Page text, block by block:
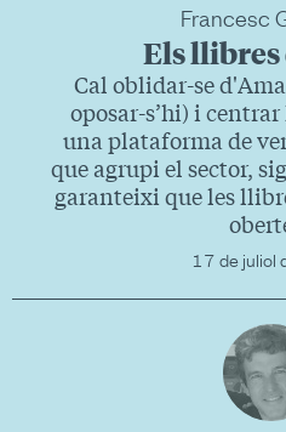
Francesc
Els llibres
Cal oblidar-se
oposar-s’hi) i
una plataforma de
que agrupi el sector,
garanteixi que les
17 de juliol